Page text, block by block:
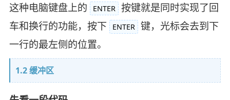
这种电脑键盘上的 ENTER
按键就是同时实现了回
车和换行的功能，按下
ENTER
键，光标会去到下
一行的最左侧的位置。
1.2 缓冲区